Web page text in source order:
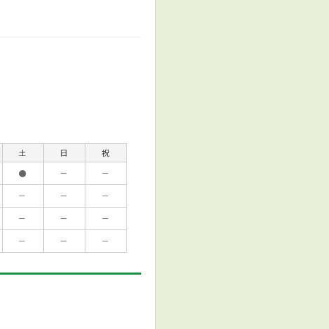
土 日
祝
● －
－
－ －
－
－ －
－
－ － －